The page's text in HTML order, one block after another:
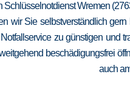
Schlüsselnotdienst Wremen
wir Sie selbstverständlich
zu günstigen und
beschädigungsfrei
auch